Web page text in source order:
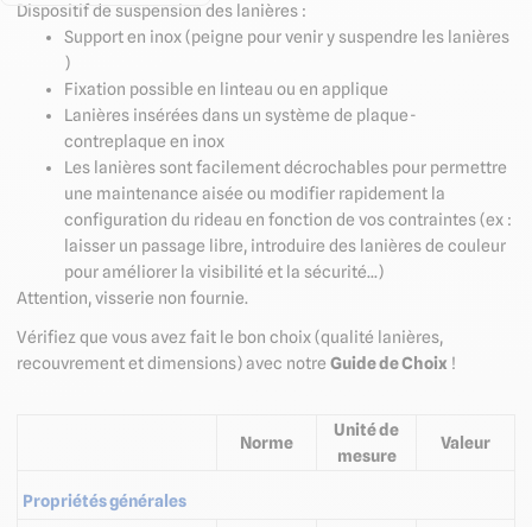
Dispositif de suspension des lanières :
Support en inox (peigne pour venir y suspendre les lanières
)
Fixation possible en linteau ou en applique
Lanières insérées dans un système de plaque-
contreplaque en inox
Les lanières sont facilement décrochables pour permettre
une maintenance aisée ou modifier rapidement la
configuration du rideau en fonction de vos contraintes (ex :
laisser un passage libre, introduire des lanières de couleur
pour améliorer la visibilité et la sécurité...)
Attention, visserie non fournie.
Vérifiez que vous avez fait le bon choix (qualité lanières,
recouvrement et dimensions) avec notre Guide de Choix !
Norme
Unité de
mesure
Valeur
Propriétés générales